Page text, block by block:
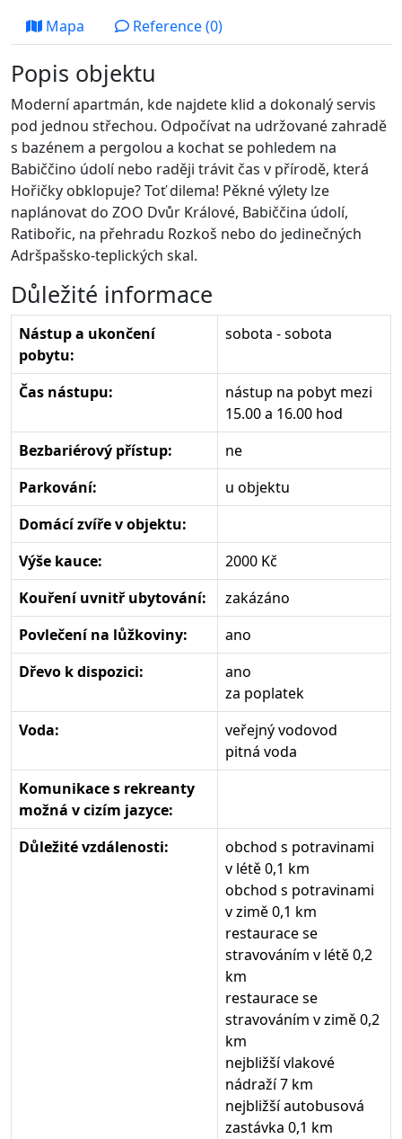
Mapa Reference (0)
Popis objektu
Moderní apartmán, kde najdete klid a dokonalý servis
pod jednou střechou. Odpočívat na udržované zahradě
s bazénem a pergolou a kochat se pohledem na
Babiččino údolí nebo raději trávit čas v přírodě, která
Hořičky obklopuje? Toť dilema! Pěkné výlety lze
naplánovat do ZOO Dvůr Králové, Babiččina údolí,
Ratibořic, na přehradu Rozkoš nebo do jedinečných
Adršpašsko-teplických skal.
Důležité informace
Nástup a ukončení
pobytu:
sobota - sobota
Čas nástupu:
nástup na pobyt mezi
15.00 a 16.00 hod
Bezbariérový přístup:
ne
Parkování:
u objektu
Domácí zvíře v objektu:
Výše kauce:
2000 Kč
Kouření uvnitř ubytování:
zakázáno
Povlečení na lůžkoviny:
ano
Dřevo k dispozici:
ano
za poplatek
Voda:
veřejný vodovod
pitná voda
Komunikace s rekreanty
možná v cizím jazyce:
Důležité vzdálenosti:
obchod s potravinami
v létě 0,1 km
obchod s potravinami
v zimě 0,1 km
restaurace se
stravováním v létě 0,2
km
restaurace se
stravováním v zimě 0,2
km
nejbližší vlakové
nádraží 7 km
nejbližší autobusová
zastávka 0,1 km